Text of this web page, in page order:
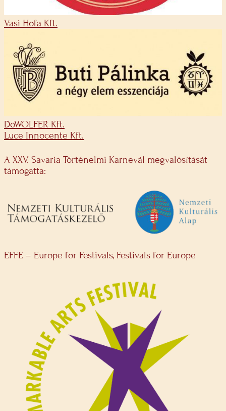
Vasi Hofa Kft.
DöWOLFER Kft.
Luce Innocente Kft.
A XXV. Savaria Történelmi Karnevál megvalósítását
támogatta:
EFFE – Europe for Festivals, Festivals for Europe